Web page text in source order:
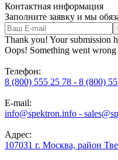
Контактная информация
Заполните заявку и мы
Thank you! Your submission
Oops! Something went
Телефон:
8 (800) 555 25 78 - 8 (800)
E-mail:
info@spektron.info -
Адрес:
107031 г. Москва, район